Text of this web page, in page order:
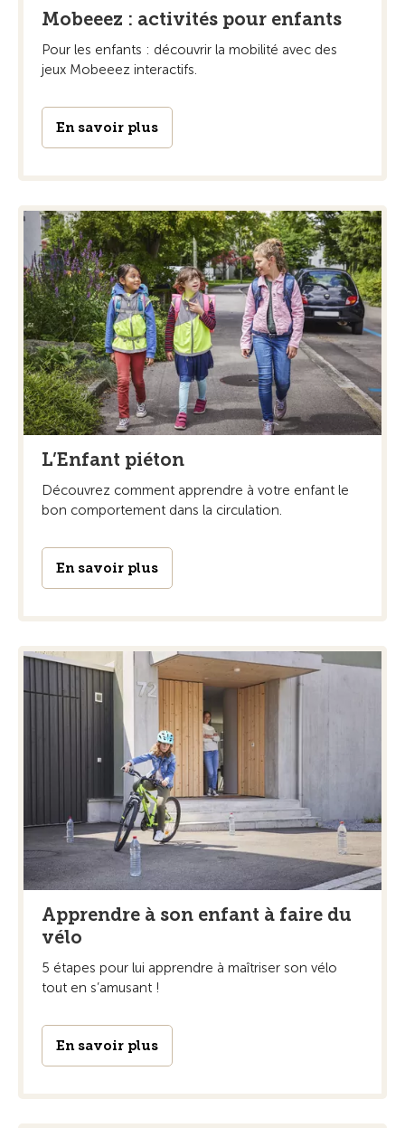
Mobeeez : activités pour enfants
Pour les enfants : découvrir la mobilité avec des
jeux Mobeeez interactifs.
En savoir plus
L’Enfant piéton
Découvrez comment apprendre à votre enfant le
bon comportement dans la circulation.
En savoir plus
Apprendre à son enfant à faire du
vélo
5 étapes pour lui apprendre à maîtriser son vélo
tout en s’amusant !
En savoir plus